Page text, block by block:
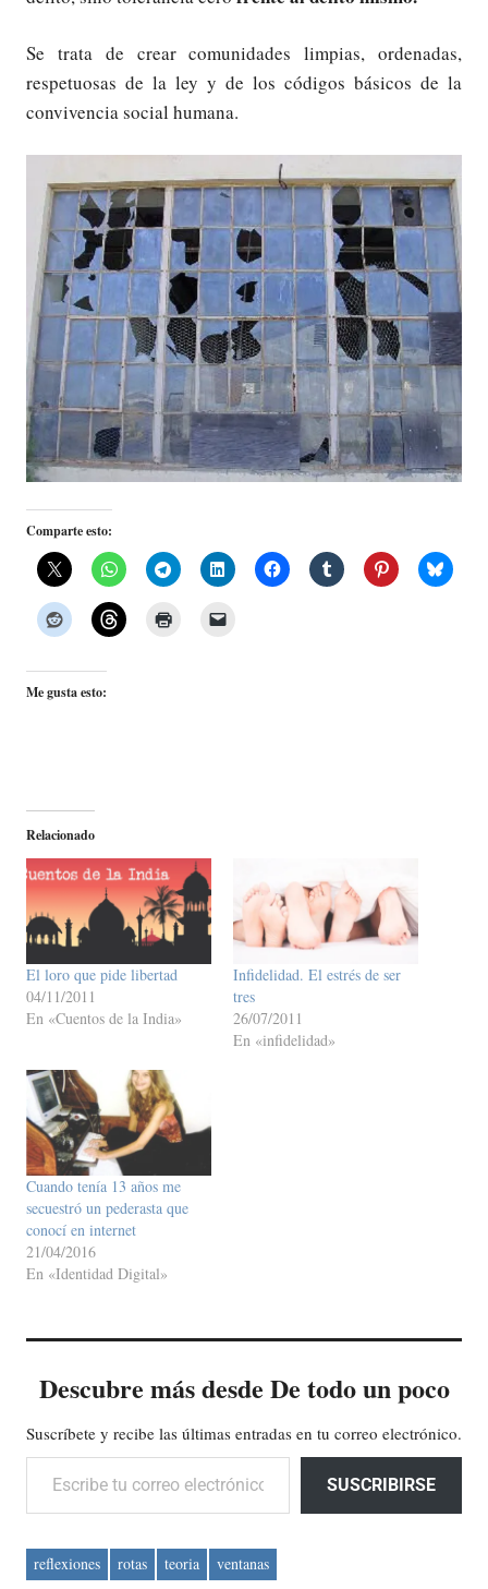
Se trata de crear comunidades limpias, ordenadas,
respetuosas de la ley y de los códigos básicos de la
convivencia social humana.
Comparte esto:
Me gusta esto:
Relacionado
El loro que pide libertad
04/11/2011
En «Cuentos de la India»
Infidelidad. El estrés de ser
tres
26/07/2011
En «infidelidad»
Cuando tenía 13 años me
secuestró un pederasta que
conocí en internet
21/04/2016
En «Identidad Digital»
Descubre más desde De todo un poco
Suscríbete y recibe las últimas entradas en tu correo electrónico.
Escribe tu correo electrónico…
SUSCRIBIRSE
reflexiones rotas teoria ventanas